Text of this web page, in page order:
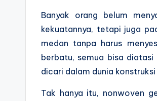
Banyak orang belum
kekuatannya, tetapi juga
medan tanpa harus
berbatu, semua bisa
dicari dalam dunia
Tak hanya itu, nonwoven